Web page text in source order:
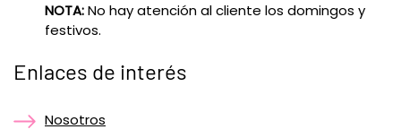
NOTA:No hay atención al cliente los domingos y
festivos.
Enlaces de interés
Nosotros